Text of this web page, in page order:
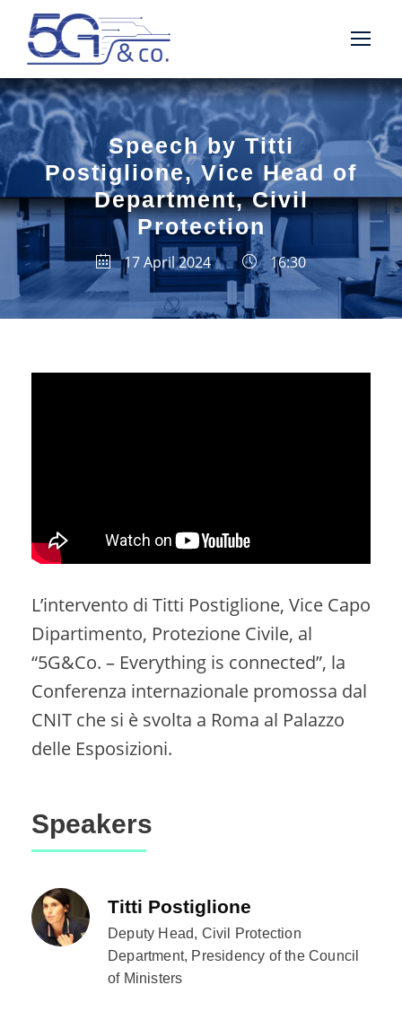
Speech by Titti
Postiglione, Vice Head of
Department, Civil
Protection
17 April 2024 16:30
L’intervento di Titti Postiglione, Vice Capo
Dipartimento, Protezione Civile, al
“5G&Co. – Everything is connected”, la
Conferenza internazionale promossa dal
CNIT che si è svolta a Roma al Palazzo
delle Esposizioni.
Speakers
Titti Postiglione
Deputy Head, Civil Protection
Department, Presidency of the Council
of Ministers